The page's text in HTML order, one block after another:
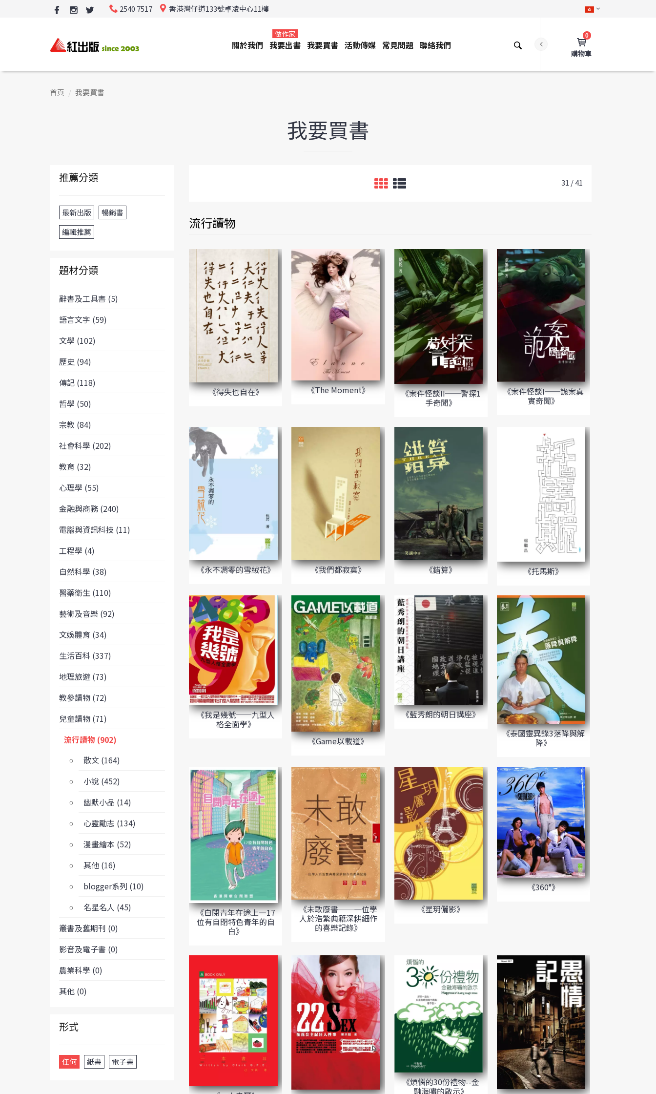
2540 7517 香港灣仔道133號卓凌中心11樓
0
購物車
關於我們 我要出書
做作家
我要買書 活動傳媒 常見問題 聯絡我們
首頁 我要買書
我要買書
推薦分類
最新出版
暢銷書
編輯推薦
題材分類
辭書及工具書 (5)
語言文字 (59)
文學 (102)
歷史 (94)
傳記 (118)
哲學 (50)
宗教 (84)
社會科學 (202)
教育 (32)
心理學 (55)
金融與商務 (240)
電腦與資訊科技 (11)
工程學 (4)
自然科學 (38)
醫藥衛生 (110)
藝術及音樂 (92)
文娛體育 (34)
生活百科 (337)
地理旅遊 (73)
教參讀物 (72)
兒童讀物 (71)
流行讀物 (902)
散文 (164)
小說 (452)
幽默小品 (14)
心靈勵志 (134)
漫畫繪本 (52)
其他 (16)
blogger系列 (10)
名星名人 (45)
叢書及舊期刊 (0)
影音及電子書 (0)
農業科學 (0)
其他 (0)
形式
任何 紙書 電子書
31 / 41
流行讀物
《得失也自在》 《The Moment》 《案件怪談II──警探1
手奇聞》
《案件怪談I──詭案真
實奇聞》
《永不凋零的雪絨花》 《我們都寂寞》 《錯算》 《托馬斯》
《我是幾號──九型人
格全面學》
《Game以載道》
《藍秀朗的朝日講座》
《泰國靈異錄3落降與解
降》
《自閉青年在途上—17
位有自閉特色青年的自
白》
《未敢廢書──一位學
人於浩繁典籍深耕細作
的喜樂記錄》
《星玥儷影》
《360°》
《煩惱的30份禮物--金
融海嘯的啟示》